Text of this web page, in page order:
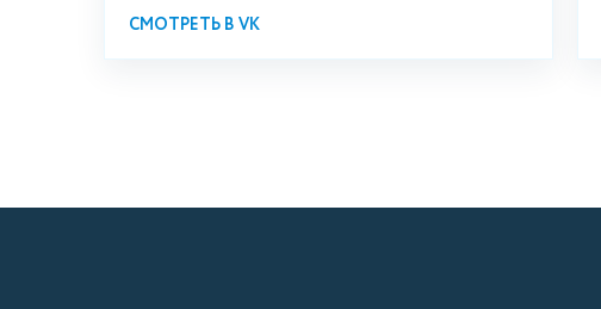
СМОТРЕТЬ В VK